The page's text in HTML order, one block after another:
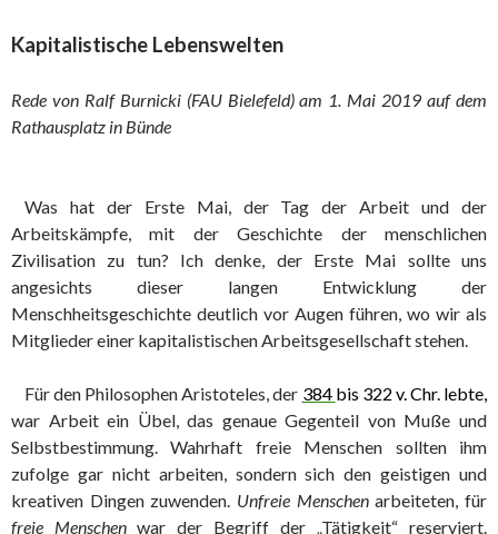
Kapitalistische Lebenswelten
Rede von Ralf Burnicki (FAU Bielefeld) am 1. Mai 2019 auf dem
Rathausplatz in Bünde
Was hat der Erste Mai, der Tag der Arbeit und der
Arbeitskämpfe, mit der Geschichte der menschlichen
Zivilisation zu tun? Ich denke, der Erste Mai sollte uns
angesichts dieser langen Entwicklung der
Menschheitsgeschichte deutlich vor Augen führen, wo wir als
Mitglieder einer kapitalistischen Arbeitsgesellschaft stehen.
Für den Philosophen Aristoteles, der 384 bis 322 v. Chr. lebte,
war Arbeit ein Übel, das genaue Gegenteil von Muße und
Selbstbestimmung. Wahrhaft freie Menschen sollten ihm
zufolge gar nicht arbeiten, sondern sich den geistigen und
kreativen Dingen zuwenden. Unfreie Menschenarbeiteten, für
freie Menschenwar der Begriff der „Tätigkeit“ reserviert.